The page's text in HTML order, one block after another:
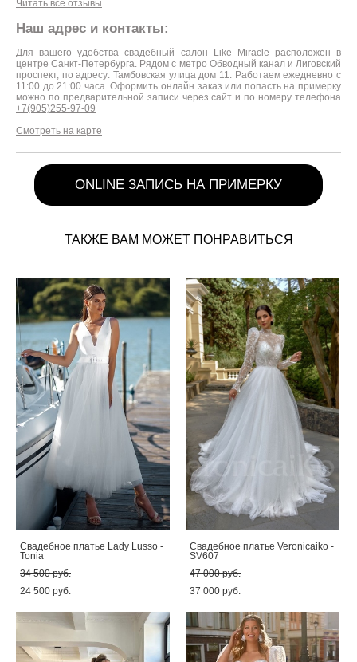
Читать все отзывы
Наш адрес и контакты:
Для вашего удобства свадебный салон Like Miracle расположен в
центре Санкт-Петербурга. Рядом с метро Обводный канал и Лиговский
проспект, по адресу: Тамбовская улица дом 11. Работаем ежедневно с
11:00 до 21:00 часа. Оформить онлайн заказ или попасть на примерку
можно по предварительной записи через сайт и по номеру телефона
+7(905)255-97-09
Смотреть на карте
ONLINE ЗАПИСЬ НА ПРИМЕРКУ
ТАКЖЕ ВАМ МОЖЕТ ПОНРАВИТЬСЯ
Свадебное платье Lady Lusso -
Tonia
34 500 pуб.
24 500 pуб.
Свадебное платье Veronicaiko -
SV607
47 000 pуб.
37 000 pуб.